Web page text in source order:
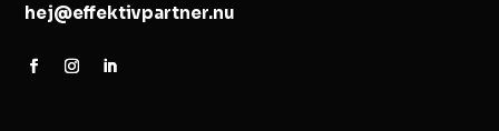
hej@effektivpartner.nu